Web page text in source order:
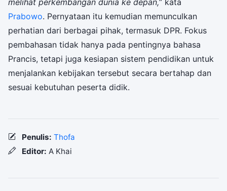
Prabowo. Pernyataan itu kemudian memunculkan
perhatian dari berbagai pihak, termasuk DPR. Fokus
pembahasan tidak hanya pada pentingnya bahasa
Prancis, tetapi juga kesiapan sistem pendidikan untuk
menjalankan kebijakan tersebut secara bertahap dan
sesuai kebutuhan peserta didik.
Penulis: Thofa
Editor: A Khai